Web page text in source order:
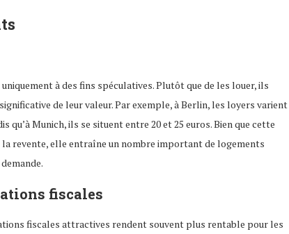
à des fins spéculatives. Plutôt que de les louer, ils
de leur valeur. Par exemple, à Berlin, les loyers varient
Munich, ils se situent entre 20 et 25 euros. Bien que cette
revente, elle entraîne un nombre important de logements
fiscales
fiscales attractives rendent souvent plus rentable pour les